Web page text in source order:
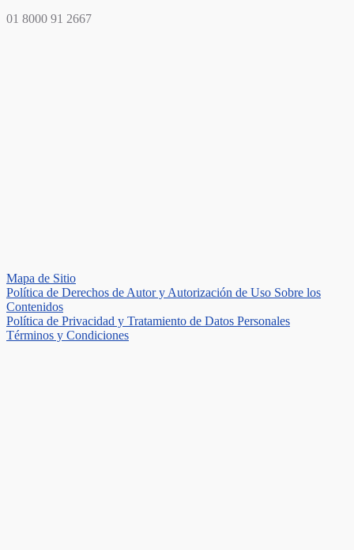
01 8000 91 2667
Mapa de Sitio
Política de Derechos de Autor y Autorización de Uso Sobre los
Contenidos
Política de Privacidad y Tratamiento de Datos Personales
Términos y Condiciones